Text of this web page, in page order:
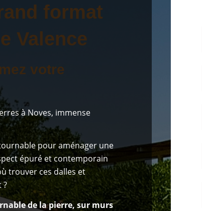
format
Valence
votre
à Noves, immense
pour aménager une
épuré et contemporain
trouver ces dalles et
?
de la pierre, sur murs